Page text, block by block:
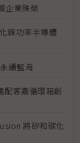
企業殊榮
鎵功率半導體
續藍海
配客嘉循環箱創
將矽和碳化